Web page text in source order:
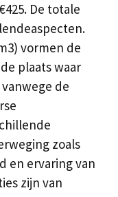
De totale
vormen de
plaats waar
de
zoals
en ervaring van
zijn van